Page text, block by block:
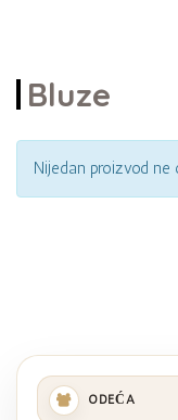
Bluze
Nijedan proizvod ne
ODEĆA